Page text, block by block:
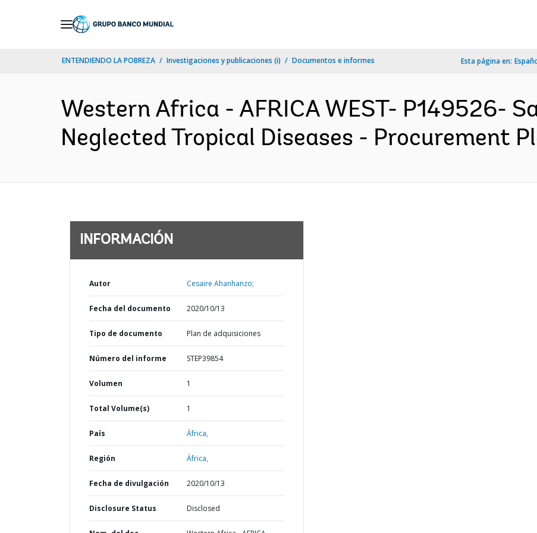
ENTENDIENDO LA POBREZA Investigaciones y publicaciones (i) Documentos e informes Esta página en:
Western Africa - AFRICA WEST- P149526-
Neglected Tropical Diseases - Procurement
INFORMACIÓN
Autor Cesaire Ahanhanzo;
Fecha del documento 2020/10/13
Tipo de documento Plan de adquisiciones
Número del informe STEP39854
Volumen 1
Total Volume(s) 1
País África,
Región África,
Fecha de divulgación 2020/10/13
Disclosure Status Disclosed